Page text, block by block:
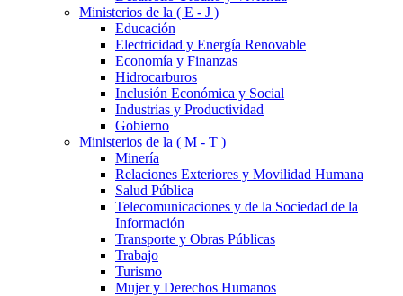
Ministerios de la ( E - J )
Educación
Electricidad y Energía Renovable
Economía y Finanzas
Hidrocarburos
Inclusión Económica y Social
Industrias y Productividad
Gobierno
Ministerios de la ( M - T )
Minería
Relaciones Exteriores y Movilidad Humana
Salud Pública
Telecomunicaciones y de la Sociedad de la
Información
Transporte y Obras Públicas
Trabajo
Turismo
Mujer y Derechos Humanos